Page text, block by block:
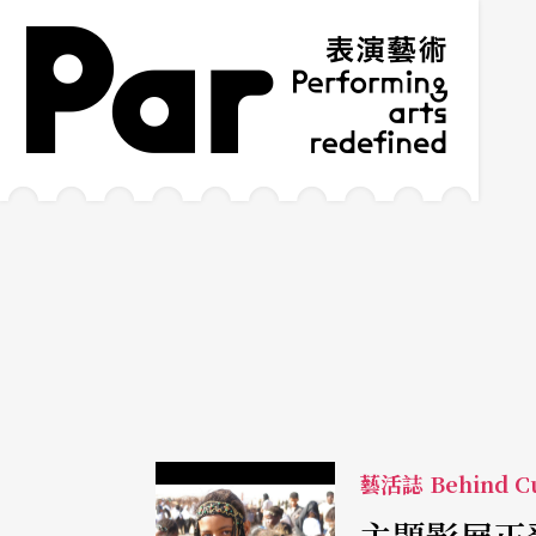
跳到主要內容區塊
網站導覽
藝活誌 Behind